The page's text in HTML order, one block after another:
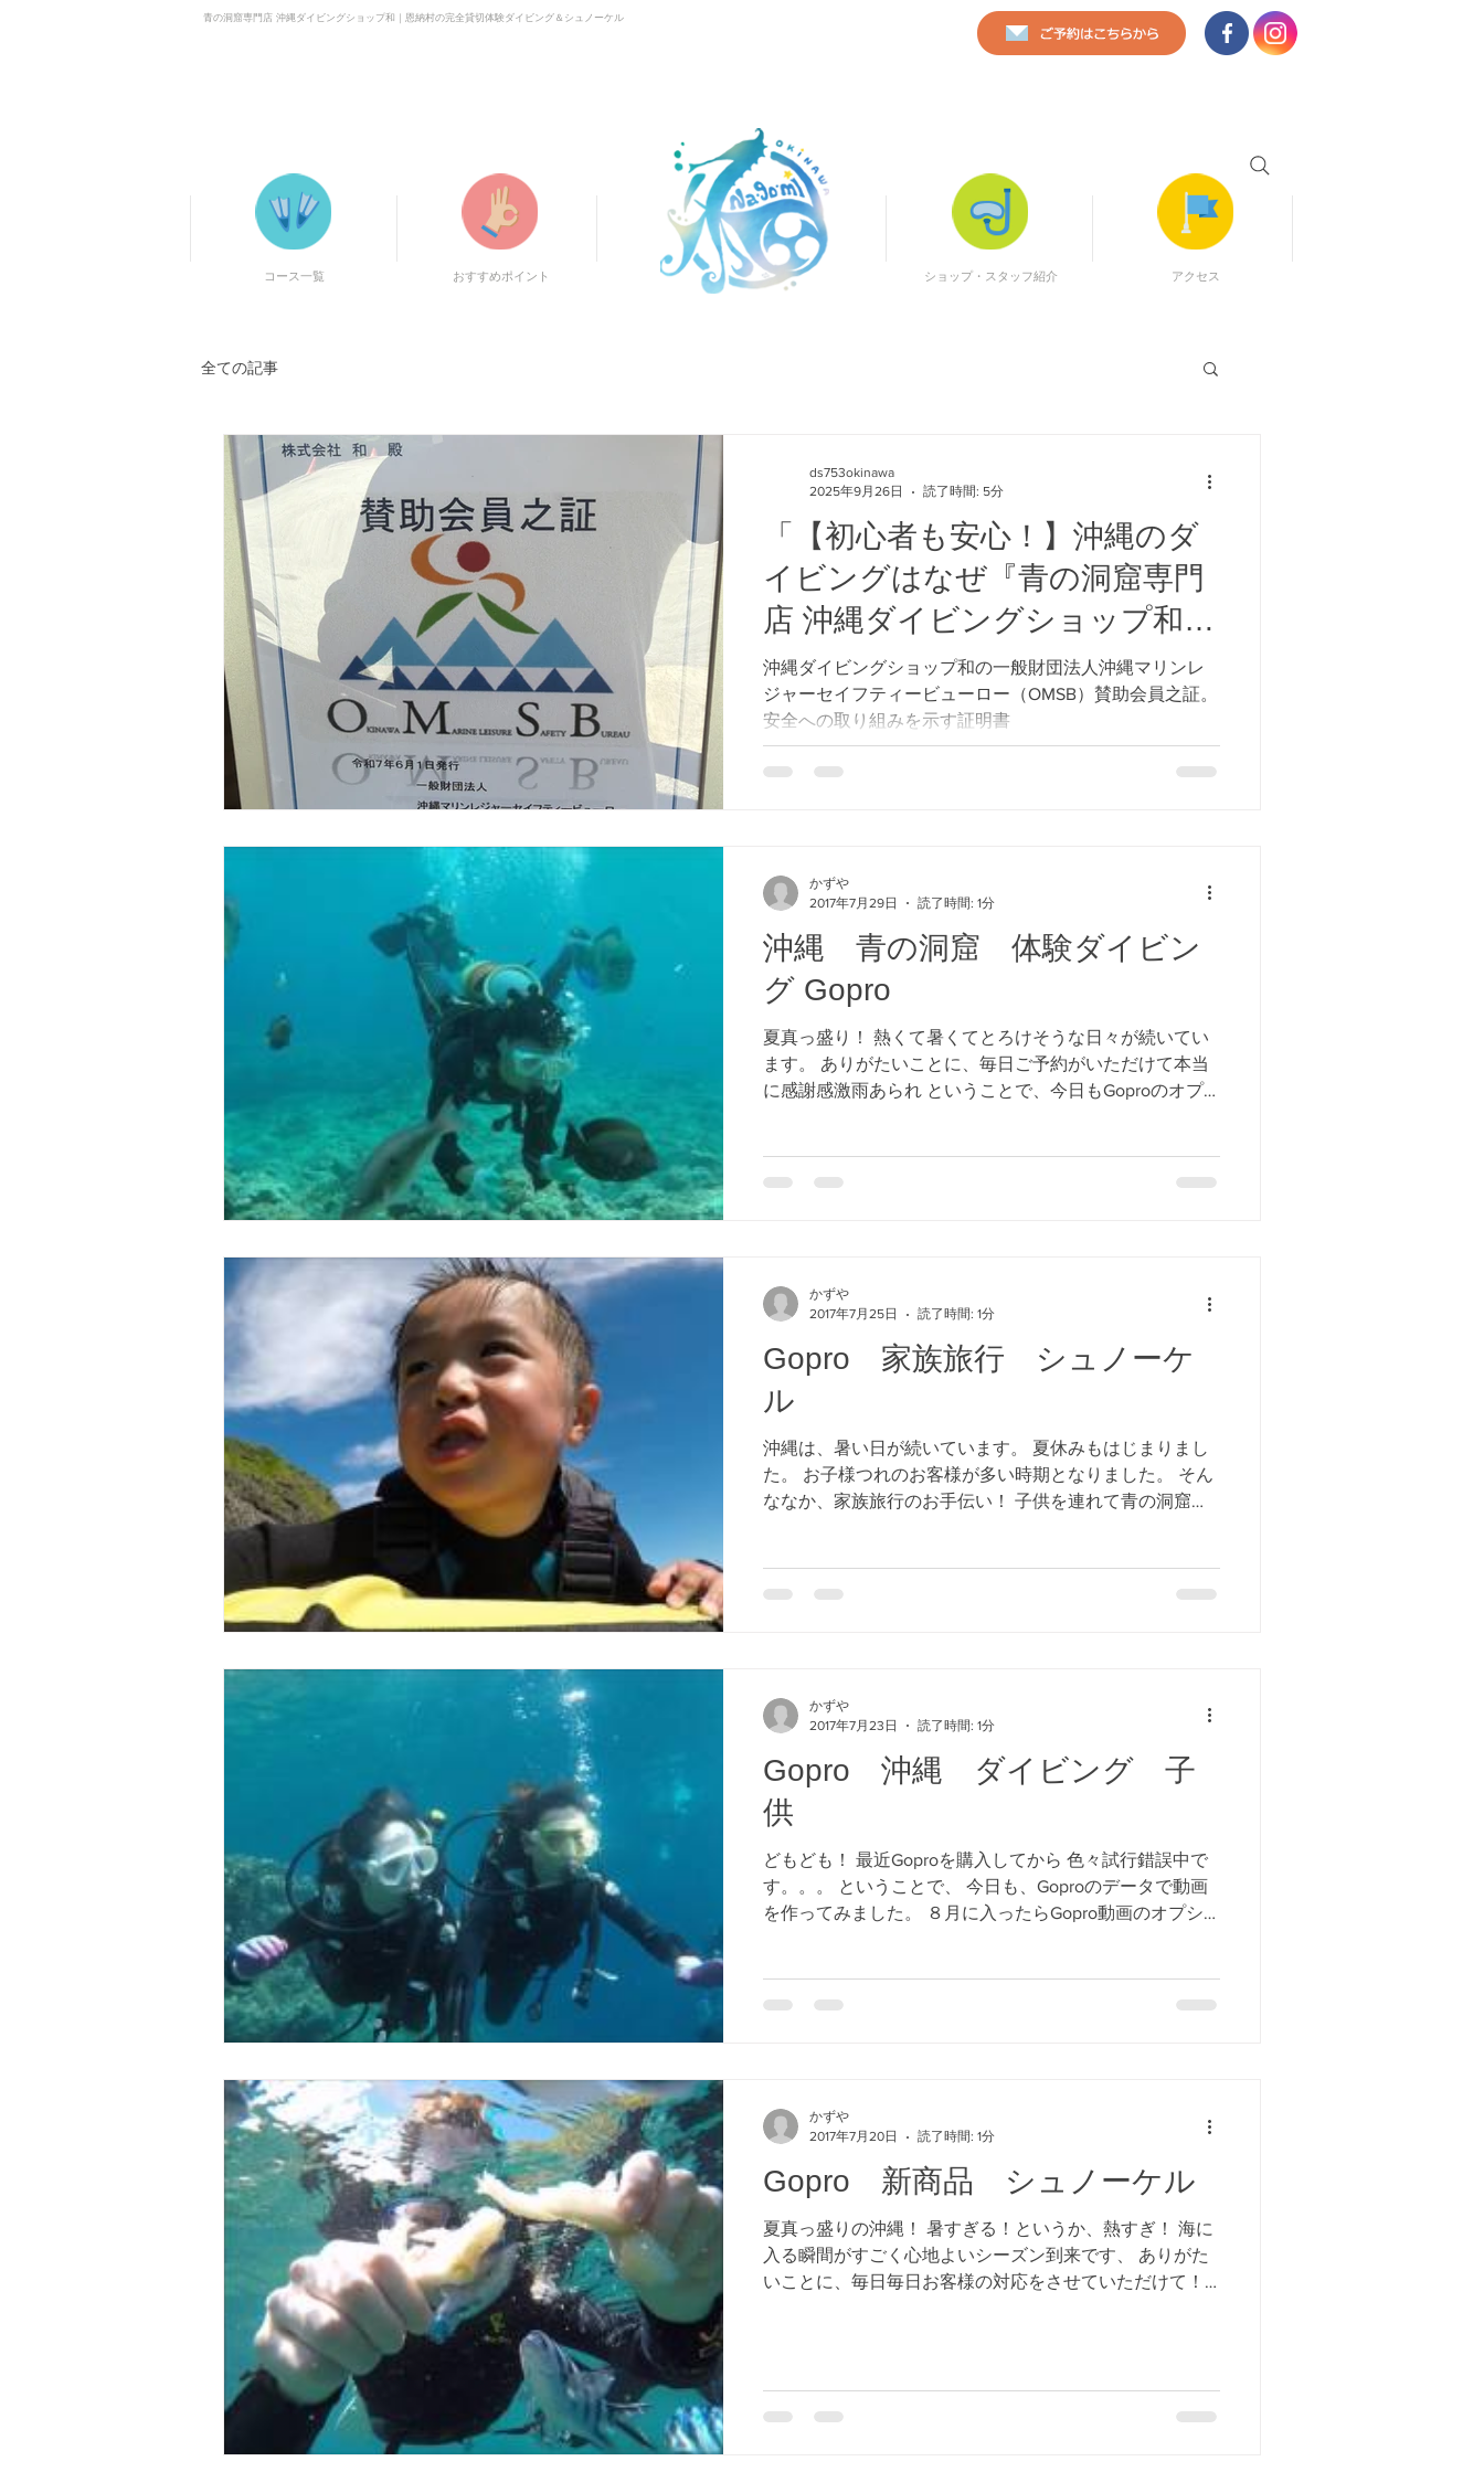
「楽しくなければ遊びじゃない！」を合言葉に、恩納村・真栄田岬を知り尽くした専属インストラクターが、器材のセッティングから水中での姿勢・呼吸のレクチャー、思い出用の写真・動画撮影までワンストップで対応します。初めての体験ダイビングや小さなお子さま連れでも、完全貸切なので周
青の洞窟専門店 沖縄ダイビングショップ和｜恩納村の完全貸切体験ダイビング＆シュノーケル
コース一覧 おすすめポイント ショップ・スタッフ紹介 アクセス
全ての記事
「【初心者も安心！】沖縄のダ
イビングはなぜ『青の洞窟専門
店 沖縄ダイビングショップ和』
が選ばれる？安全への誓い、
OMSB賛助会員加盟のお知ら
せ」
沖縄ダイビングショップ和の一般財団法人沖縄マリンレ
ジャーセイフティービューロー（OMSB）賛助会員之証。
安全への取り組みを示す証明書
ds753okinawa
2025年9月26日
読了時間: 5分
沖縄 青の洞窟 体験ダイビン
グ Gopro
夏真っ盛り！ 熱くて暑くてとろけそうな日々が続いてい
ます。 ありがたいことに、毎日ご予約がいただけて本当
に感謝感激雨あられ ということで、今日もGoproのオプ
かずや
2017年7月29日
読了時間: 1分
Gopro 家族旅行 シュノーケ
ル
沖縄は、暑い日が続いています。 夏休みもはじまりまし
た。 お子様つれのお客様が多い時期となりました。 そん
ななか、家族旅行のお手伝い！ 子供を連れて青の洞窟
かずや
2017年7月25日
読了時間: 1分
Gopro 沖縄 ダイビング 子
供
どもども！ 最近Goproを購入してから 色々試行錯誤中で
す。。。 ということで、 今日も、Goproのデータで動画
を作ってみました。 ８月に入ったらGopro動画のオプシ
かずや
2017年7月23日
読了時間: 1分
Gopro 新商品 シュノーケル
夏真っ盛りの沖縄！ 暑すぎる！というか、熱すぎ！ 海に
入る瞬間がすごく心地よいシーズン到来です、 ありがた
いことに、毎日毎日お客様の対応をさせていただけて！
かずや
2017年7月20日
読了時間: 1分